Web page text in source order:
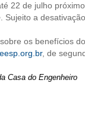
22 de julho
. Sujeito a
os benefícios
, de
Casa do Engenheiro